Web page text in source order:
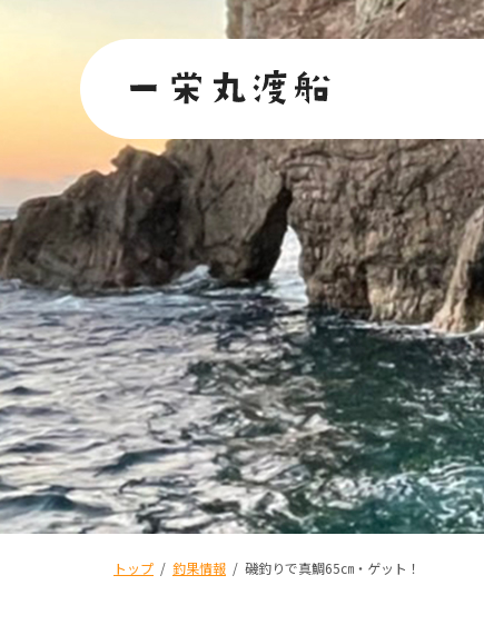
トップ / 釣果情報 / 磯釣りで真鯛65㎝・ゲット！